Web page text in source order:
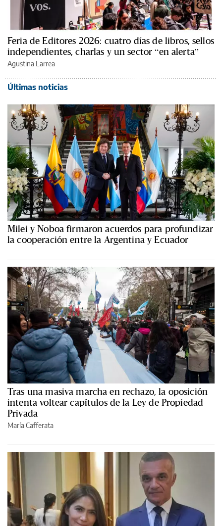
Feria de Editores 2026: cuatro días de libros, sellos
independientes, charlas y un sector “en alerta”
Agustina Larrea
Últimas noticias
Milei y Noboa firmaron acuerdos para profundizar
la cooperación entre la Argentina y Ecuador
Tras una masiva marcha en rechazo, la oposición
intenta voltear capítulos de la Ley de Propiedad
Privada
María Cafferata